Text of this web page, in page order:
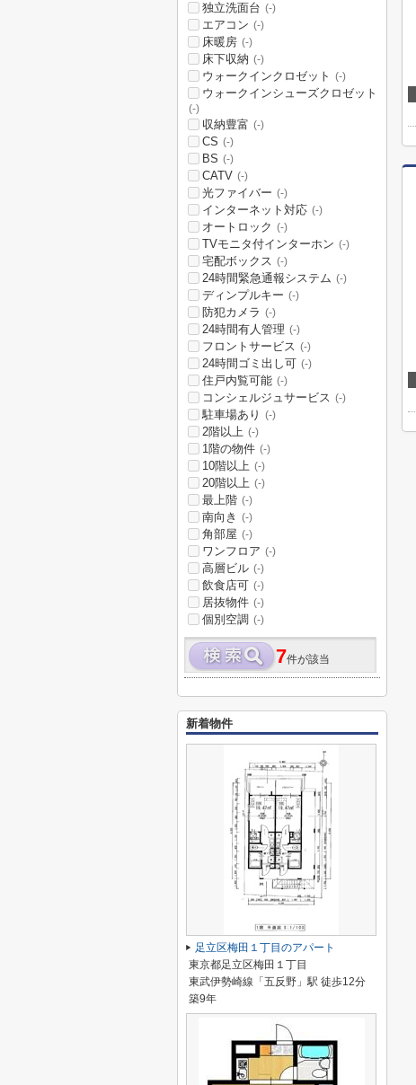
独立洗面台 (-)
エアコン (-)
床暖房 (-)
床下収納 (-)
ウォークインクロゼット (-)
ウォークインシューズクロゼット
(-)
収納豊富 (-)
CS (-)
BS (-)
CATV (-)
光ファイバー (-)
インターネット対応 (-)
オートロック (-)
TVモニタ付インターホン (-)
宅配ボックス (-)
24時間緊急通報システム (-)
ディンプルキー (-)
防犯カメラ (-)
24時間有人管理 (-)
フロントサービス (-)
24時間ゴミ出し可 (-)
住戸内覧可能 (-)
コンシェルジュサービス (-)
駐車場あり (-)
2階以上 (-)
1階の物件 (-)
10階以上 (-)
20階以上 (-)
最上階 (-)
南向き (-)
角部屋 (-)
ワンフロア (-)
高層ビル (-)
飲食店可 (-)
居抜物件 (-)
個別空調 (-)
7件が該当
新着物件
足立区梅田１丁目のアパート
東京都足立区梅田１丁目
東武伊勢崎線「五反野」駅 徒歩12分
築9年